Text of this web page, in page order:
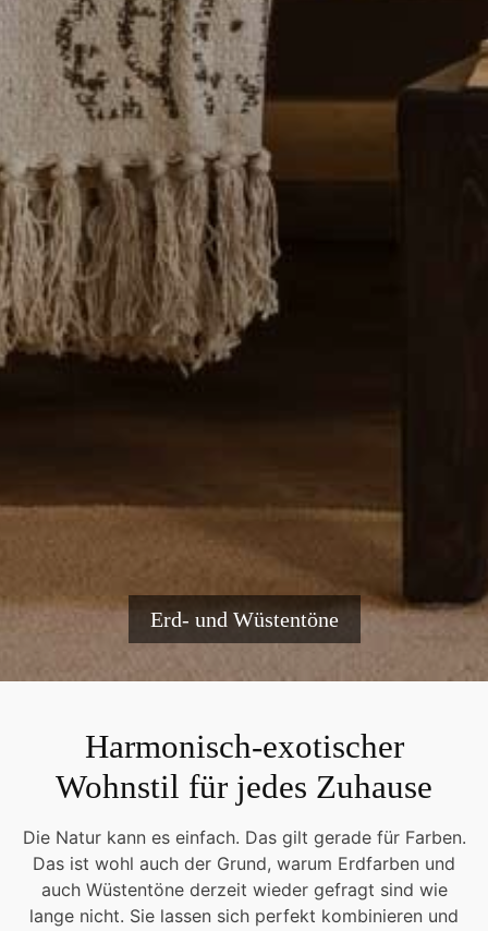
Erd- und Wüstentöne
Harmonisch-exotischer
Wohnstil für jedes Zuhause
Die Natur kann es einfach. Das gilt gerade für Farben.
Das ist wohl auch der Grund, warum Erdfarben und
auch Wüstentöne derzeit wieder gefragt sind wie
lange nicht. Sie lassen sich perfekt kombinieren und